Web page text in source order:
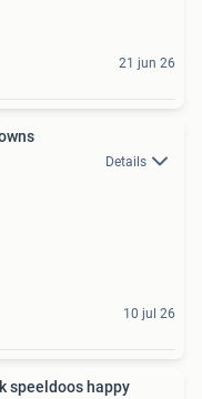
21 jun 26
Details
10 jul 26
speeldoos happy